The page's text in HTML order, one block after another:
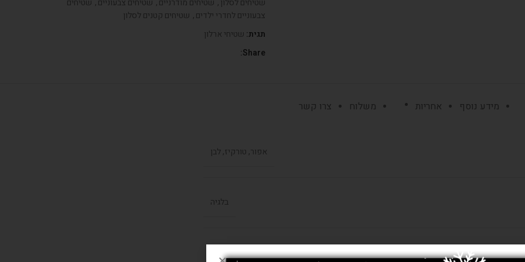
שטיחים לסלון, שטיחים מודרניים, שטיחים צבעוניים, שטיחים
צבעוניים לחדרי ילדים, שטיחים קטנים לסלון
תגית: שטיחי ארלון
Share:
מידע נוסף אחריות משלוח צרו קשר
אפור, טורקיז, לבן
בלגיה
650,000 קשר למ"ר